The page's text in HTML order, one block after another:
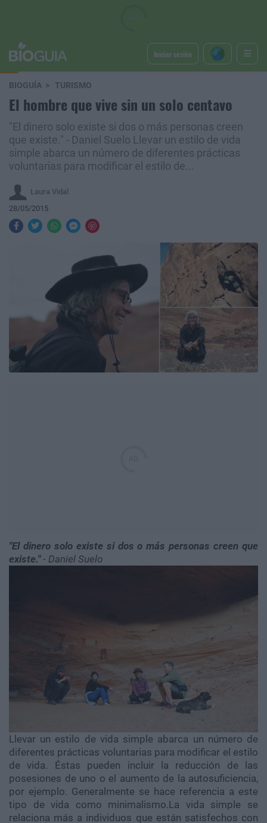
Iniciar sesión
BIOGUÍA TURISMO
El hombre que vive sin un solo centavo
"El dinero solo existe si dos o más personas creen
que existe." - Daniel Suelo Llevar un estilo de vida
simple abarca un número de diferentes prácticas
voluntarias para modificar el estilo de...
Laura Vidal
28/05/2015
"El dinero solo existe si dos o más personas creen que
existe."- Daniel Suelo
Llevar un estilo de vida simple abarca un número de
diferentes prácticas voluntarias para modificar el estilo
de vida. Éstas pueden incluir la reducción de las
posesiones de uno o el aumento de la autosuficiencia,
por ejemplo. Generalmente se hace referencia a este
tipo de vida como minimalismo.La vida simple se
relaciona más a individuos que están satisfechos con